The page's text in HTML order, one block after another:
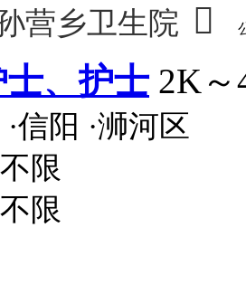
营乡卫生院 
士、护士 2K～
·信阳 ·浉河区
限
限